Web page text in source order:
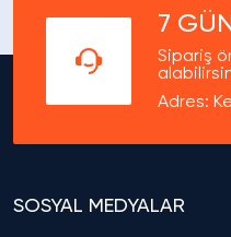
7
Sipariş
Adres:
SOSYAL MEDYALAR